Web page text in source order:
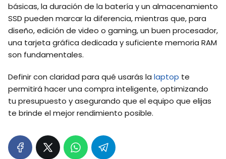
básicas, la duración de la batería y un almacenamiento
SSD pueden marcar la diferencia, mientras que, para
diseño, edición de video o gaming, un buen procesador,
una tarjeta gráfica dedicada y suficiente memoria RAM
son fundamentales.
Definir con claridad para qué usarás la laptop te
permitirá hacer una compra inteligente, optimizando
tu presupuesto y asegurando que el equipo que elijas
te brinde el mejor rendimiento posible.